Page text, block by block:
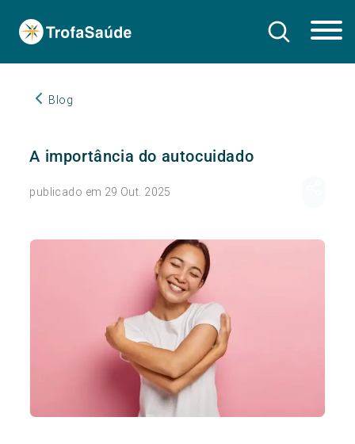
Blog
A importância do autocuidado
publicado em 29 Out. 2025